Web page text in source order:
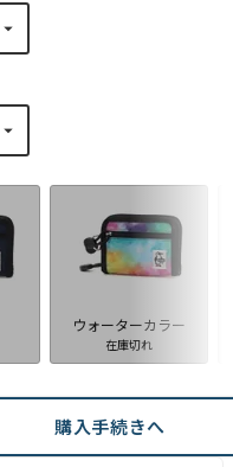
ウォーターカラー
在庫切れ
購入手続きへ